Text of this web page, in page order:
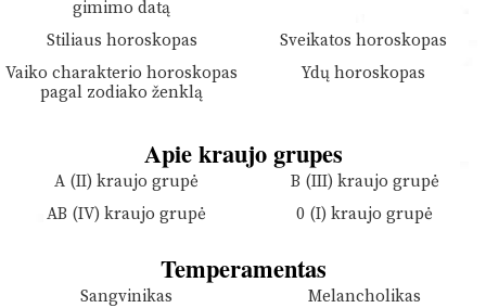
gimimo datą
Stiliaus horoskopas
Sveikatos horoskopas
Vaiko charakterio horoskopas
pagal zodiako ženklą
Ydų horoskopas
Apie kraujo grupes
A (II) kraujo grupė
B (III) kraujo grupė
AB (IV) kraujo grupė
0 (I) kraujo grupė
Temperamentas
Sangvinikas
Melancholikas